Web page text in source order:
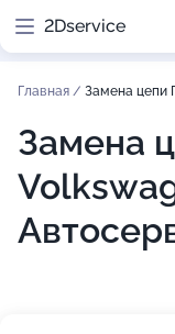
2Dservice
Главная / Замена цепи
Замена